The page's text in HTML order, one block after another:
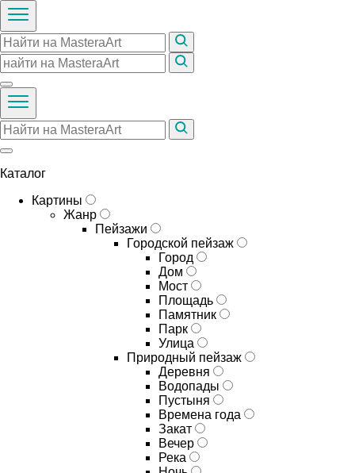
Каталог
Картины
Жанр
Пейзажи
Городской пейзаж
Город
Дом
Мост
Площадь
Памятник
Парк
Улица
Природный пейзаж
Деревня
Водопады
Пустыня
Времена года
Закат
Вечер
Река